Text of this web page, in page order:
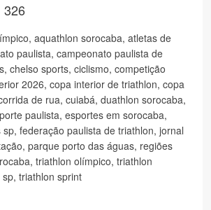
326
, aquathlon sorocaba, atletas de
paulista, campeonato paulista de
, chelso sports, ciclismo, competição
2026, copa interior de triathlon, copa
de rua, cuiabá, duathlon sorocaba,
paulista, esportes em sorocaba,
sp, federação paulista de triathlon, jornal
, parque porto das águas, regiões
, triathlon olímpico, triathlon
sp, triathlon sprint